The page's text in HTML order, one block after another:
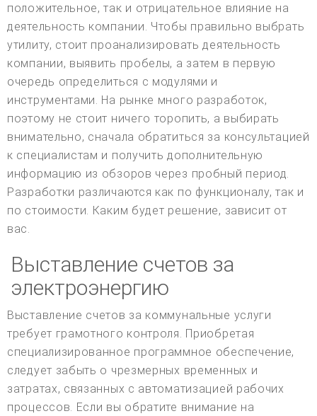
положительное, так и отрицательное влияние на
деятельность компании. Чтобы правильно выбрать
утилиту, стоит проанализировать деятельность
компании, выявить пробелы, а затем в первую
очередь определиться с модулями и
инструментами. На рынке много разработок,
поэтому не стоит ничего торопить, а выбирать
внимательно, сначала обратиться за консультацией
к специалистам и получить дополнительную
информацию из обзоров через пробный период.
Разработки различаются как по функционалу, так и
по стоимости. Каким будет решение, зависит от
вас.
Выставление счетов за
электроэнергию
Выставление счетов за коммунальные услуги
требует грамотного контроля. Приобретая
специализированное программное обеспечение,
следует забыть о чрезмерных временных и
затратах, связанных с автоматизацией рабочих
процессов. Если вы обратите внимание на